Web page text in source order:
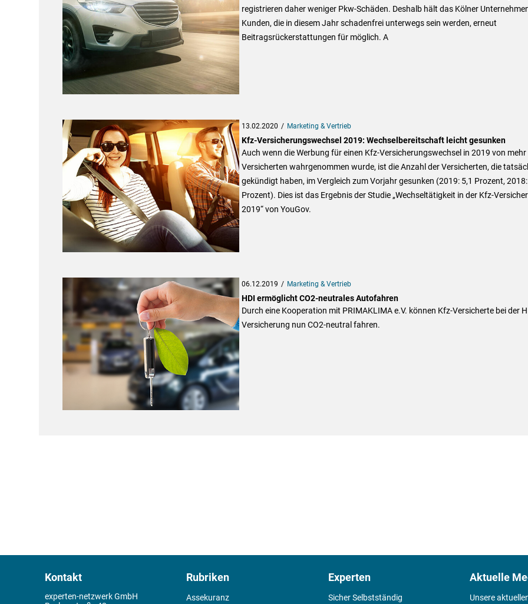
registrieren daher weniger Pkw-Schäden. Deshalb hält das Kölner
Kunden, die in diesem Jahr schadenfrei unterwegs sein werden, erneut
Beitragsrückerstattungen für möglich. A
13.02.2020 Marketing & Vertrieb
Kfz-Versicherungswechsel 2019: Wechselbereitschaft leicht gesunken
Auch wenn die Werbung für einen Kfz-Versicherungswechsel in 2019 von mehr
Versicherten wahrgenommen wurde, ist die Anzahl der Versicherten, die
gekündigt haben, im Vergleich zum Vorjahr gesunken (2019: 5,1 Prozent,
Prozent). Dies ist das Ergebnis der Studie „Wechseltätigkeit in der Kfz-
2019“ von YouGov.
06.12.2019 Marketing & Vertrieb
HDI ermöglicht CO2-neutrales Autofahren
Durch eine Kooperation mit PRIMAKLIMA e.V. können Kfz-Versicherte bei der
Versicherung nun CO2-neutral fahren.
Kontakt
experten-netzwerk GmbH
Rubriken
Assekuranz
Experten
Sicher Selbstständig
Aktuelle
Unsere